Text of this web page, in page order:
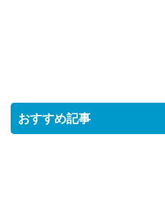
おすすめ記事